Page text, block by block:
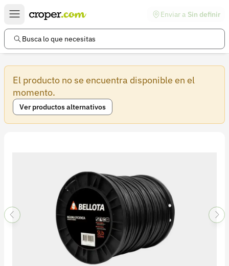
Enviar a Sin definir
Busca lo que necesitas
El producto no se encuentra disponible en el
momento.
Ver productos alternativos
Enlaces de interés
Preguntas frecuentes
Ayuda
Información legal
Términos y condiciones
Registrarse
Recuperar contraseña